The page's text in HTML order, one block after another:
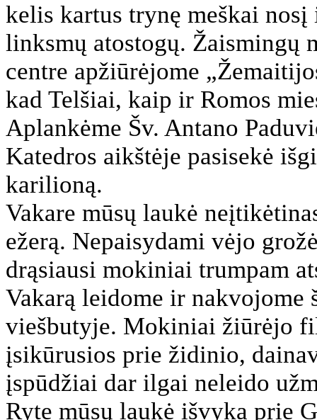
kelis kartus trynę meškai
linksmų atostogų. Žaismingų
centre apžiūrėjome
kad Telšiai, kaip ir Romos
Aplankėme Šv. Antano
Katedros aikštėje pasisekė
karilioną.
Vakare mūsų laukė
ežerą. Nepaisydami vėjo
drąsiausi mokiniai trumpam
Vakarą leidome ir nakvojome
viešbutyje. Mokiniai žiūrėjo
įsikūrusios prie židinio,
įspūdžiai dar ilgai neleido
Ryte mūsų laukė išvyka prie